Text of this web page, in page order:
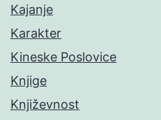
Kajanje
Karakter
Kineske Poslovice
Knjige
Književnost